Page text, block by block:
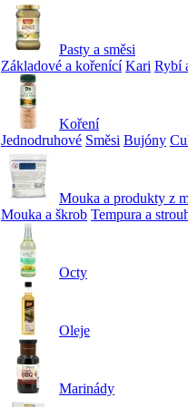
Pasty a směsi
Základové a kořenící Kari Rybí
Koření
Jednodruhové Směsi Bujóny
Mouka a produkty z
Mouka a škrob Tempura a
Octy
Oleje
Marinády